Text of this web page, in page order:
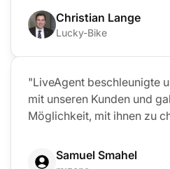
Christian Lange
Lucky-Bike
"LiveAgent beschleunigte
mit unseren Kunden und
Möglichkeit, mit ihnen zu
Samuel Smahel